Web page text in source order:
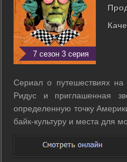
7 сезон 3 серия
Сериал о путешествиях
Ридус и приглашенная
определенную точку
байк-культуру и места для